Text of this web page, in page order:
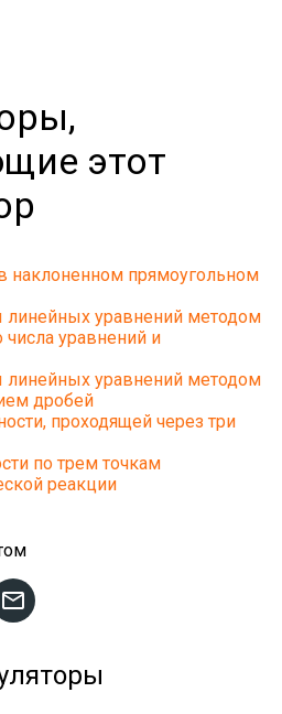
этот
наклоненном прямоугольном
уравнений методом
числа уравнений и
уравнений методом
дробей
проходящей через три
по трем точкам
реакции
